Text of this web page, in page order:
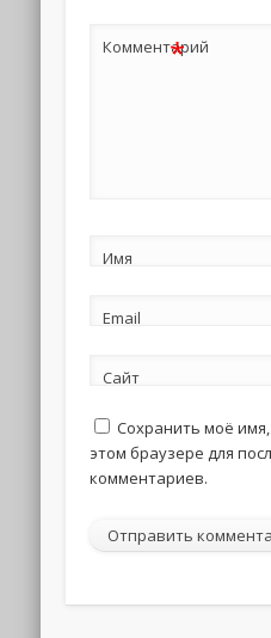
Комментарий
*
Имя
Email
Сайт
Сохранить моё
этом браузере для
комментариев.